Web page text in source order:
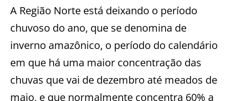
A Região Norte está deixando o período
chuvoso do ano, que se denomina de
inverno amazônico, o período do calendário
em que há uma maior concentração das
chuvas que vai de dezembro até meados de
maio, e que normalmente concentra 60% a